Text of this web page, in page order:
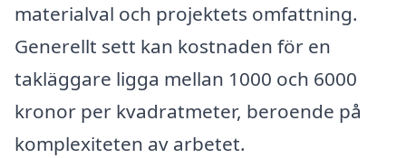
materialval och projektets omfattning.
Generellt sett kan kostnaden för en
takläggare ligga mellan 1000 och 6000
kronor per kvadratmeter, beroende på
komplexiteten av arbetet.